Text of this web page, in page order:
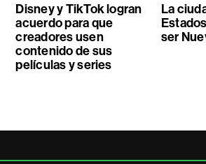
Disney y TikTok logran
acuerdo para que
creadores usen
contenido de sus
películas y series
La
ser